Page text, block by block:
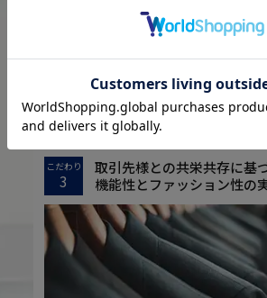
お客様に安心してお買い物していただくために、厳し
ています。
こだわり
3
取引先様との共栄共存に基
機能性とファッション性の